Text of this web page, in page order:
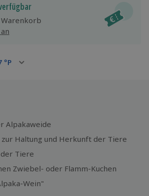
alle Erlebnisse einlösbar.
°P
Alpakaweide
Haltung und Herkunft der Tiere
Tiere
Zwiebel- oder Flamm-Kuchen
Wein"